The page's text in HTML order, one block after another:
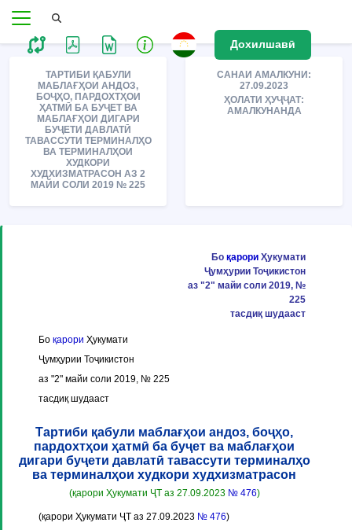
Дохилшавӣ
ТАРТИБИ ҚАБУЛИ
МАБЛАҒҲОИ АНДОЗ,
БОҶҲО, ПАРДОХТҲОИ
ҲАТМӢ БА БУҶЕТ ВА
МАБЛАҒҲОИ ДИГАРИ
БУҶЕТИ ДАВЛАТӢ
ТАВАССУТИ ТЕРМИНАЛҲО
ВА ТЕРМИНАЛҲОИ
ХУДКОРИ
ХУДХИЗМАТРАСОН АЗ 2
МАЙИ СОЛИ 2019 № 225
САНАИ АМАЛКУНИ:
27.09.2023
ҲОЛАТИ ҲУҶҶАТ:
АМАЛКУНАНДА
Бо қарори Ҳукумати
Ҷумҳурии Тоҷикистон
аз "2" майи соли 2019, №
225
тасдиқ шудааст
Бо қарори Ҳукумати
Ҷумҳурии Тоҷикистон
аз "2" майи соли 2019, № 225
тасдиқ шудааст
Тартиби қабули маблағҳои андоз, боҷҳо,
пардохтҳои ҳатмӣ ба буҷет ва маблағҳои
дигари буҷети давлатӣ тавассути терминалҳо
ва терминалҳои худкори худхизматрасон
(қарори Ҳукумати ҶТ аз 27.09.2023 № 476)
(қарори Ҳукумати ҶТ аз 27.09.2023 № 476)